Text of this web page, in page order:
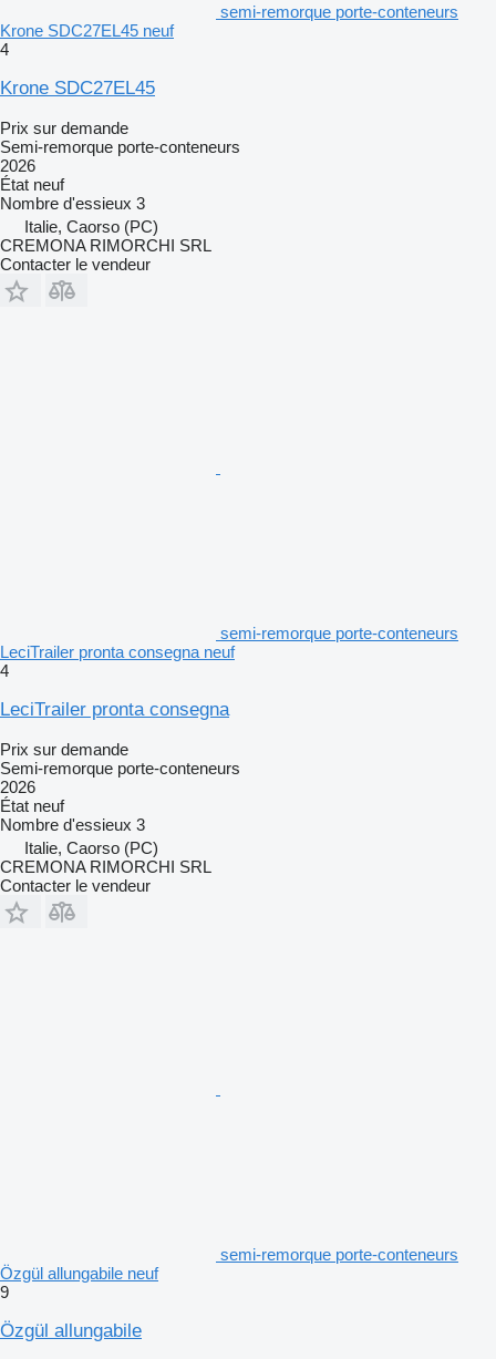
semi-remorque porte-conteneurs
Krone SDC27EL45 neuf
4
Krone SDC27EL45
Prix sur demande
Semi-remorque porte-conteneurs
2026
État neuf
Nombre d'essieux 3
Italie, Caorso (PC)
CREMONA RIMORCHI SRL
Contacter le vendeur
semi-remorque porte-conteneurs
LeciTrailer pronta consegna neuf
4
LeciTrailer pronta consegna
Prix sur demande
Semi-remorque porte-conteneurs
2026
État neuf
Nombre d'essieux 3
Italie, Caorso (PC)
CREMONA RIMORCHI SRL
Contacter le vendeur
semi-remorque porte-conteneurs
Özgül allungabile neuf
9
Özgül allungabile